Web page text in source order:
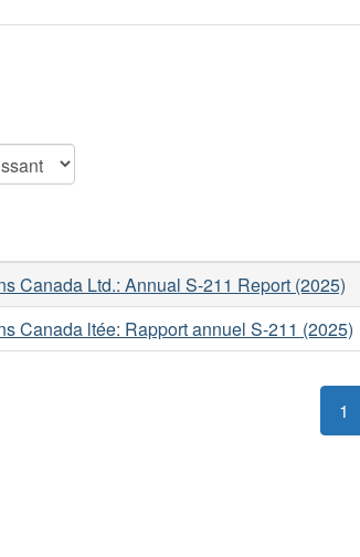
Canada Ltd.: Annual S-211 Report (2025)
Canada ltée: Rapport annuel S-211 (2025)
1